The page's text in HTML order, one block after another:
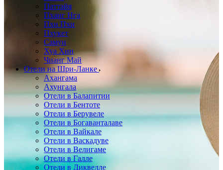
Паттайя
Пханг Нга
Пхи Пхи
Пхукет
Самуи
Хуа Хин
Чианг Май
Отели на Шри-Ланке
Ахангама
Ахунгала
Отели в Балапитии
Отели в Бентоте
Отели в Берувеле
Отели в Богаванталаве
Отели в Вайкале
Отели в Васкадуве
Отели в Велигаме
Отели в Галле
Отели в Диквелле